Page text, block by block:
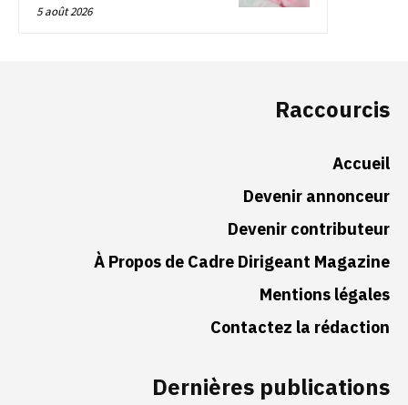
5 août 2026
Raccourcis
Accueil
Devenir annonceur
Devenir contributeur
À Propos de Cadre Dirigeant Magazine
Mentions légales
Contactez la rédaction
Dernières publications